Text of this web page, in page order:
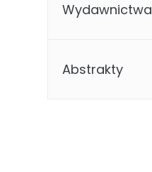
Wydawnictwa
Abstrakty